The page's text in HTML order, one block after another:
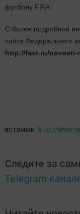
футболу FIFA.
С более подробной
сайте Федерального
http://favt.ru/novosti-
источник: http://
Следите за
Telegram-